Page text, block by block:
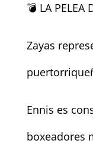
💣 LA PELEA
Zayas
Ennis es
boxeadores